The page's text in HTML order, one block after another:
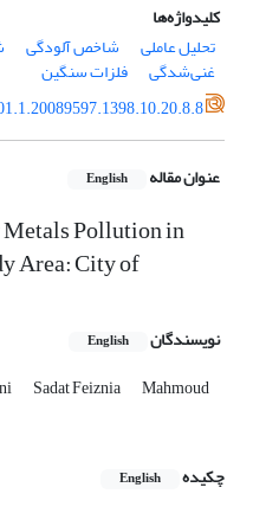
کلیدواژه‌ها
تحلیل عاملی
شاخص آلودگی
غنی‌‌شدگی
فلزات سنگین
عنوان مقاله English
Pollution in
Area: City of
نویسندگان English
Sadat Feiznia Mahmoud
چکیده
English